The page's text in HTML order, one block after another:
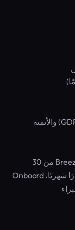
إضافات اختيارية: أرصدة Breezy Intelligence من 30
دولارًا/100 ألف، رسائل نصية من 41 دولارًا شهريًا، Onboard